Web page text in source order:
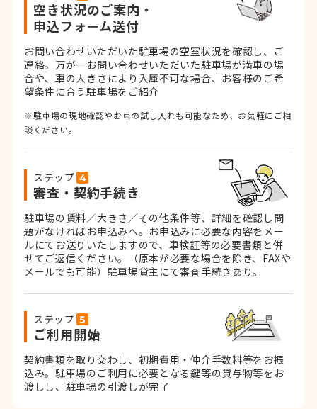
空き状況のご案内・
申込フォーム送付
お問い合わせいただいた駐車場の空室状況を確認し、ご
連絡。 万が一お問い合わせいただいた駐車場が満車の場
合や、車の大きさにより入庫不可な場合、お客様のご希
望条件に合う駐車場をご紹介
※駐車場の現地確認やお車の試し入れも可能なため、お気軽にご相
談ください。
ステップ
審査・契約手続き
駐車場の賃料／大きさ／その他条件等、詳細を確認し問
題がなければお申込みへ。お申込みに必要な内容をメー
ルにてお送りいたしますので、車検証等の必要書類と併
せてご返信ください。
（原本が必要な場合を除き、FAXや
メールでも可能） 駐車場貸主にて審査手続きあり。
ステップ
ご利用開始
契約書類を取り交わし、初期費用・仲介手数料等をお振
込み。駐車場のご利用に必要となる鍵等の貸与物等をお
渡しし、駐車場の引渡しが完了